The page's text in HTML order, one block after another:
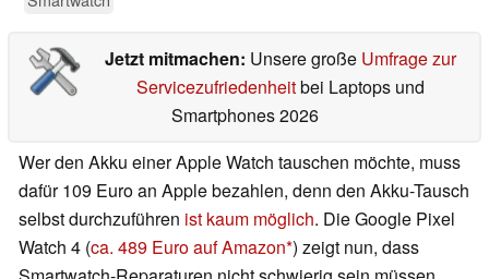
Jetzt mitmachen: Unsere große Umfrage zur
Servicezufriedenheitbei Laptops und
Smartphones 2026
Wer den Akku einer Apple Watch tauschen möchte, muss
dafür 109 Euro an Apple bezahlen, denn den Akku-Tausch
selbst durchzuführen ist kaum möglich. Die Google Pixel
Watch 4 (ca. 489 Euro auf Amazon ) zeigt nun, dass